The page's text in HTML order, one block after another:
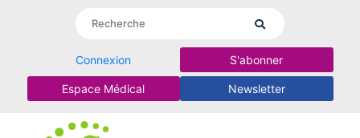
Connexion S'abonner
Espace Médical Newsletter